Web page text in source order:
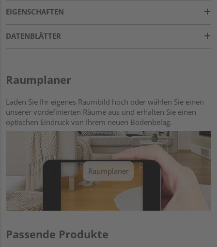
EIGENSCHAFTEN
DATENBLÄTTER
Raumplaner
Laden Sie Ihr eigenes Raumbild hoch oder wählen Sie einen
unserer vordefinierten Räume aus und erhalten Sie einen
optischen Eindruck von Ihrem neuen Bodenbelag.
Raumplaner
Passende Produkte